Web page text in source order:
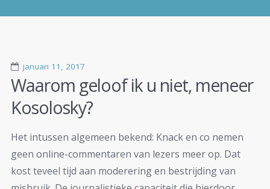
januari 11, 2017
Waarom geloof ik u niet, meneer
Kosolosky?
Het intussen algemeen bekend: Knack en co nemen
geen online-commentaren van lezers meer op. Dat
kost teveel tijd aan moderering en bestrijding van